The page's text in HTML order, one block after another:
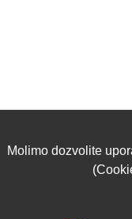
Molimo dozvolite